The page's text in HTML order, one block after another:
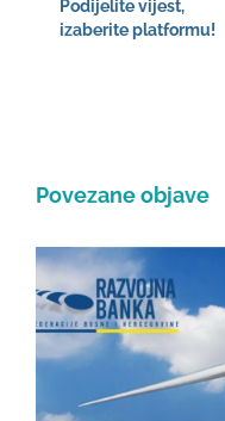
Podijelite vijest,
izaberite platformu!
Povezane objave